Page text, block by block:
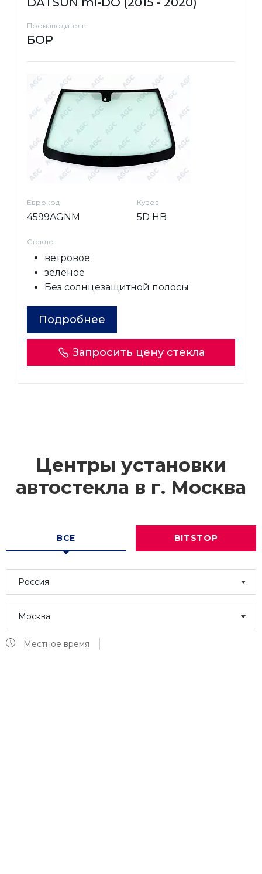
Производитель
БОР
Еврокод
4599AGNM
Кузов
5D HB
Стекло
ветровое
зеленое
Без солнцезащитной полосы
Подробнее
Запросить цену стекла
Центры установки
автостекла в г. Москва
ВСЕ BITSTOP
Россия
Москва
Местное время